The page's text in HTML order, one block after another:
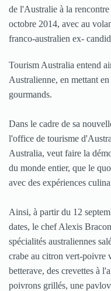
de l'Australie à la
octobre 2014, avec au
franco-australien ex-
Tourism Australia entend
Australienne, en mettant
gourmands.
Dans le cadre de sa
l'office de tourisme
Australia, veut faire la
du monde entier, que le
avec des expériences
Ainsi, à partir du 12
dates, le chef Alexis
spécialités australiennes
crabe au citron vert-poivre
betterave, des crevettes à
poivrons grillés, une